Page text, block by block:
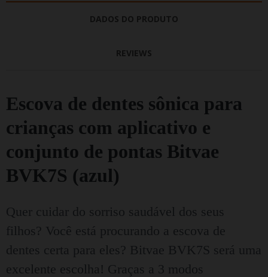
DADOS DO PRODUTO
REVIEWS
Escova de dentes sônica para
crianças com aplicativo e
conjunto de pontas Bitvae
BVK7S (azul)
Quer cuidar do sorriso saudável dos seus
filhos? Você está procurando a escova de
dentes certa para eles? Bitvae BVK7S será uma
excelente escolha! Graças a 3 modos